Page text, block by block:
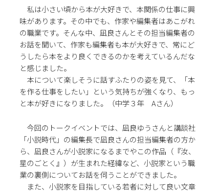
私は小さい頃から本が大好きで、本関係の仕事に興
味があります。その中でも、作家や編集者はあこがれ
の職業です。そんな中、凪良さんとその担当編集者の
お話を聞いて、作家も編集者も本が大好きで、常にど
うしたら本をより良くできるのかを考えているんだな
と感じました。
本について楽しそうに話すふたりの姿を見て、「本
を作る仕事をしたい」という気持ちが強くなり、もっ
と本が好きになりました。（中学３年 Aさん）
今回のトークイベントでは、凪良ゆうさんと講談社
「小説時代」の編集長で凪良さんの担当編集者の方か
ら、凪良さんが小説家になるまでやこの作品（『汝、
星のごとく』）が生まれた経緯など、小説家という職
業の裏側についてお話を伺うことができました。
また、小説家を目指している若者に対して良い文章